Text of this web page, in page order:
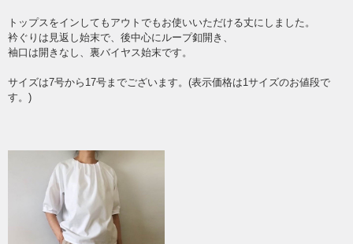
トップスをインしてもアウトでもお使いいただける丈にしました。
衿ぐりは見返し始末で、後中心にループ釦開き、
袖口は開きなし、裏バイヤス始末です。
サイズは7号から17号までございます。(表示価格は1サイズのお値段で
す。)